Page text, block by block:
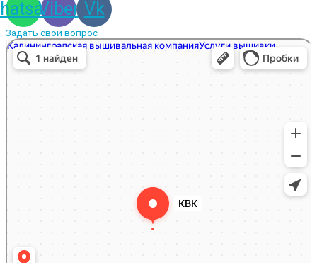
Viber Vk
Задать свой вопрос
Вышивальная компания
Услуги вышивки в Калининграде